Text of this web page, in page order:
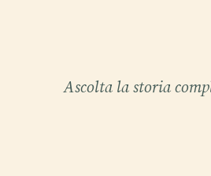
Ascolta la storia